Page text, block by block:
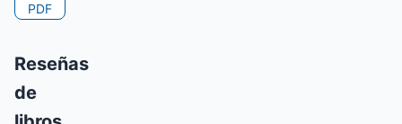
PDF
Reseñas
de